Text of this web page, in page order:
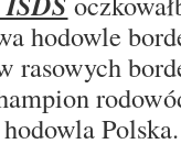
hodowle
rasowych